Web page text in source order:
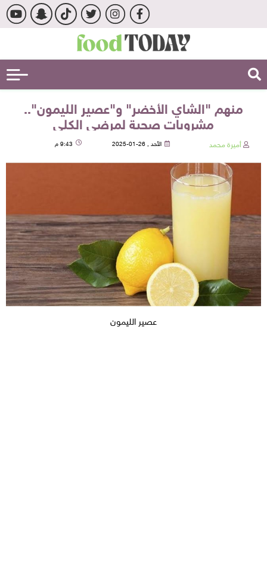
منهم "الشاي الأخضر" و"عصير الليمون"..
مشروبات صحية لمرضى الكلى
أميرة محمد الأحد , 26-01-2025 9:43 م
عصير الليمون